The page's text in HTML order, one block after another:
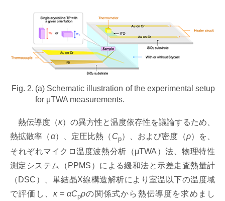
Fig. 2. (a) Schematic illustration of the experimental setup
for μTWA measurements.
熱伝導度（κ）の異方性と温度依存性を議論するため、
熱拡散率（α）、定圧比熱（ Cp）、および密度（ρ）を、
それぞれマイクロ温度波熱分析（μTWA）法、物理特性
測定システム（PPMS）による緩和法と示差走査熱量計
（DSC）、単結晶X線構造解析により室温以下の温度域
で評価し、 κ = αCpρの関係式から熱伝導度を求めまし